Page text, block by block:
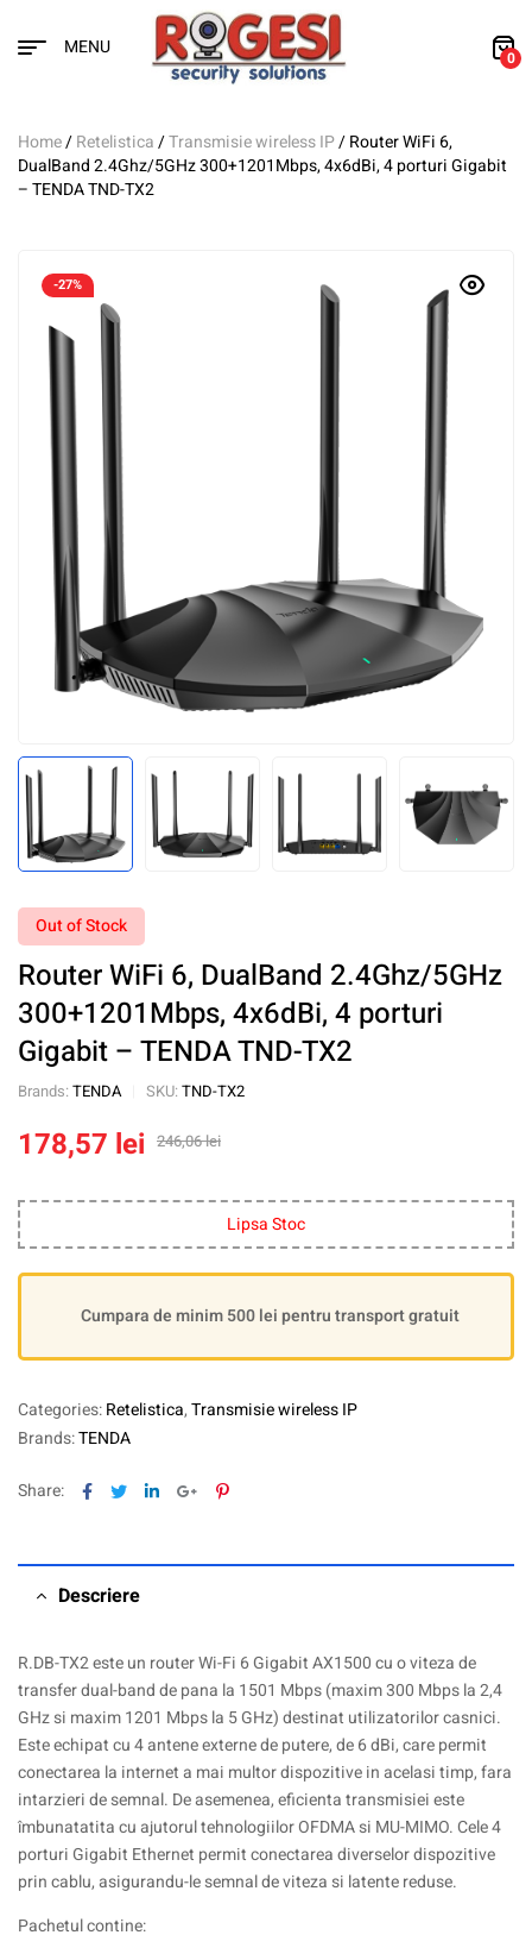
MENU 0
Home/Retelistica/Transmisie wireless IP/ Router WiFi 6,
DualBand 2.4Ghz/5GHz 300+1201Mbps, 4x6dBi, 4 porturi Gigabit
– TENDA TND-TX2
-27%
Out of Stock
Router WiFi 6, DualBand 2.4Ghz/5GHz
300+1201Mbps, 4x6dBi, 4 porturi
Gigabit – TENDA TND-TX2
Brands: TENDA SKU: TND-TX2
246,06lei
178,57 lei
Lipsa Stoc
Cumpara de minim 500 lei pentru transport gratuit
Categories:Retelistica,Transmisie wireless IP
Brands:TENDA
Share: Facebook
TwitterLinkedinGoogle+Pinterest
Descriere
R.DB-TX2 este un router Wi-Fi 6 Gigabit AX1500 cu o viteza de
transfer dual-band de pana la 1501 Mbps (maxim 300 Mbps la 2,4
GHz si maxim 1201 Mbps la 5 GHz) destinat utilizatorilor casnici.
Este echipat cu 4 antene externe de putere, de 6 dBi, care permit
conectarea la internet a mai multor dispozitive in acelasi timp, fara
intarzieri de semnal. De asemenea, eficienta transmisiei este
îmbunatatita cu ajutorul tehnologiilor OFDMA si MU-MIMO. Cele 4
porturi Gigabit Ethernet permit conectarea diverselor dispozitive
prin cablu, asigurandu-le semnal de viteza si latente reduse.
Pachetul contine: